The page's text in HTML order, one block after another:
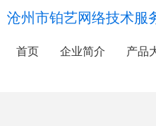
沧州市铂艺网络技术服
首页 企业简介 产品